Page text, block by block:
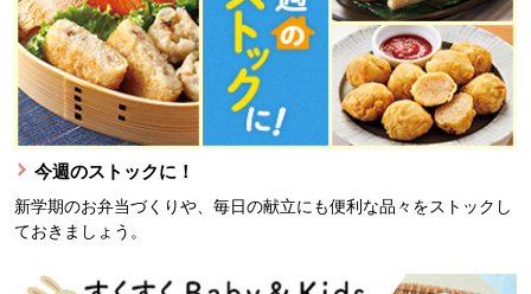
今週のストックに！
新学期のお弁当づくりや、毎日の献立にも便利な品々をストックし
ておきましょう。